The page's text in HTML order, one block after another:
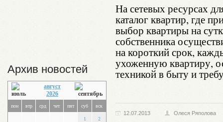
Архив новостей
август
2026
пон втр срд чет пят суб вск
1 2
На сетевых ресурсах
каталог квартир, где
выбор квартиры на
собственника
на короткий срок,
ухоженную квартиру,
техникой в быту и
12.07.2013 Олеся Ряполова